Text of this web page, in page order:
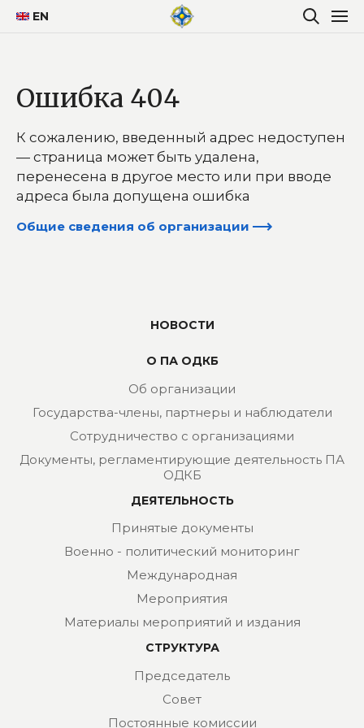
EN
Ошибка 404
К сожалению, введенный адрес недоступен
— страница может быть удалена,
перенесена в другое место или при вводе
адреса была допущена ошибка
НОВОСТИ
О ПА ОДКБ
Об организации
Государства-члены, партнеры и наблюдатели
Сотрудничество с организациями
Документы, регламентирующие деятельность ПА
ОДКБ
ДЕЯТЕЛЬНОСТЬ
Принятые документы
Военно - политический мониторинг
Международная
Мероприятия
Материалы мероприятий и издания
СТРУКТУРА
Председатель
Совет
Постоянные комиссии